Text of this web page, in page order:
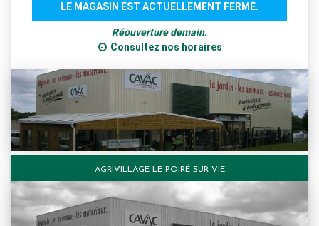
LE MAGASIN EST ACTUELLEMENT FERMÉ.
Réouverture demain.
Consultez nos horaires
AGRIVILLAGE LE POIRÉ SUR VIE